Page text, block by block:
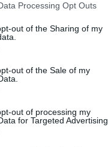
Processing Opt Outs
out of the Sharing of my
out of the Sale of my
out of processing my
for Targeted Advertising.
1.92 kmdal centro
Hotel Cavour
Carino 6.2/10